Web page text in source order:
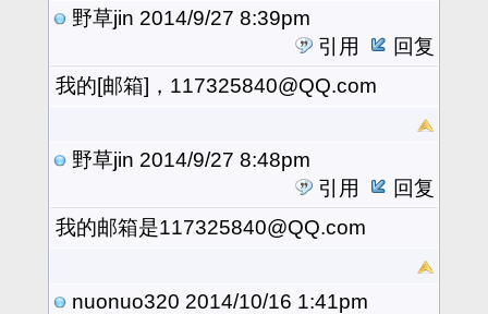
野草jin 2014/9/27 8:39pm
引用
回复
我的[邮箱]，117325840@QQ.com
野草jin 2014/9/27 8:48pm
引用
回复
我的邮箱是117325840@QQ.com
nuonuo320 2014/10/16 1:41pm